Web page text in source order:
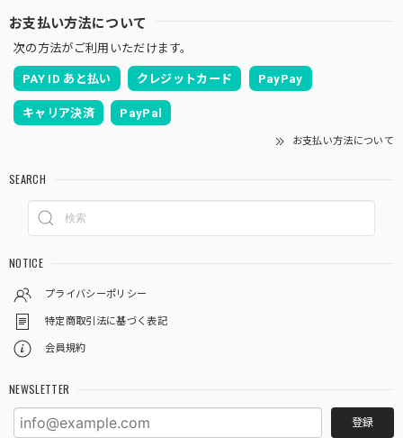
お支払い方法について
次の方法がご利用いただけます。
PAY ID あと払い クレジットカード PayPay
キャリア決済 PayPal
お支払い方法について
SEARCH
NOTICE
プライバシーポリシー
特定商取引法に基づく表記
会員規約
NEWSLETTER
登録